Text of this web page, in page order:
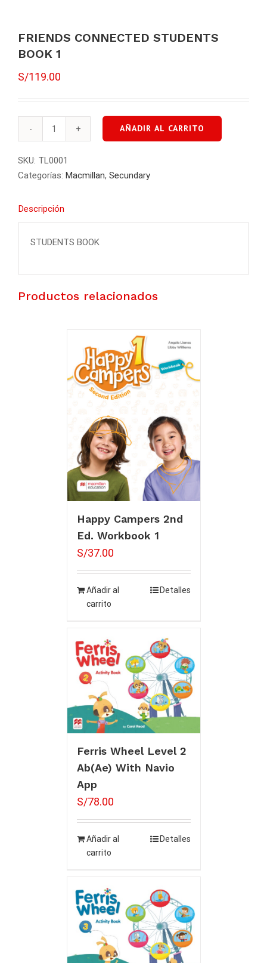
FRIENDS CONNECTED STUDENTS
BOOK 1
S/119.00
FRIENDS
STUDENTS
BOOK
cantidad
AÑADIR AL CARRITO
SKU: TL0001
Categorías: Macmillan, Secundary
Descripción
STUDENTS BOOK
Productos relacionados
Happy Campers 2nd
Ed. Workbook 1
S/37.00
Añadir al
carrito
Detalles
Ferris Wheel Level 2
Ab(Ae) With Navio
App
S/78.00
Añadir al
carrito
Detalles